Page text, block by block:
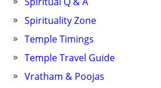
Spirituality Zone
Temple Timings
Temple Travel Guide
Vratham & Poojas